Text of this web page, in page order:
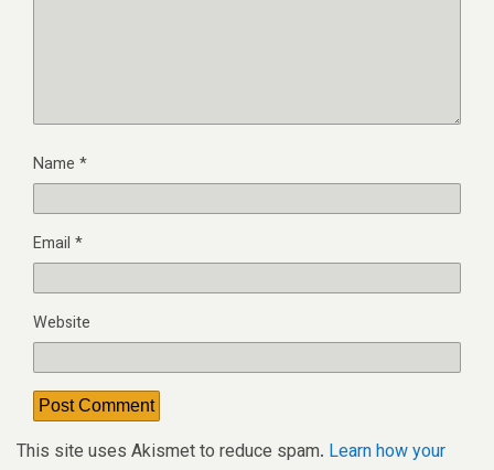
Name *
Email *
Website
This site uses Akismet to reduce spam. Learn how your